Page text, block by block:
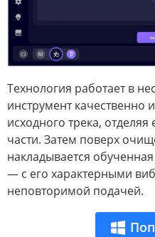
Технология работает в
инструмент качественно
исходного трека,
части. Затем поверх
накладывается
— с его характерными
неповторимой подачей.